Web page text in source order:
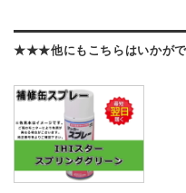
★★★他にもこちらはいかが